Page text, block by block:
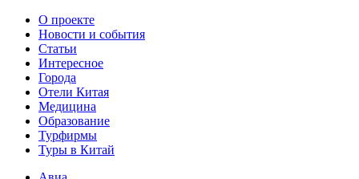
О проекте
Новости и события
Статьи
Интересное
Города
Отели Китая
Медицина
Образование
Турфирмы
Туры в Китай